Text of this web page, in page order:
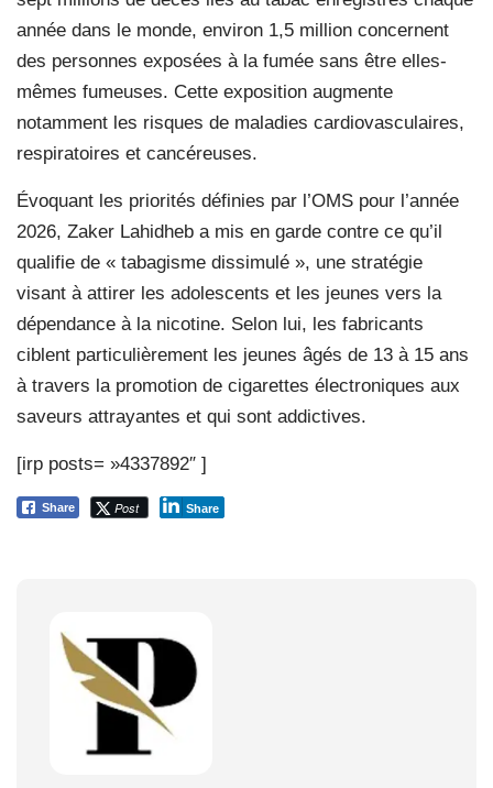
année dans le monde, environ 1,5 million concernent
des personnes exposées à la fumée sans être elles-
mêmes fumeuses. Cette exposition augmente
notamment les risques de maladies cardiovasculaires,
respiratoires et cancéreuses.
Évoquant les priorités définies par l’OMS pour l’année
2026, Zaker Lahidheb a mis en garde contre ce qu’il
qualifie de « tabagisme dissimulé », une stratégie
visant à attirer les adolescents et les jeunes vers la
dépendance à la nicotine. Selon lui, les fabricants
ciblent particulièrement les jeunes âgés de 13 à 15 ans
à travers la promotion de cigarettes électroniques aux
saveurs attrayantes et qui sont addictives.
[irp posts= »4337892″ ]
Share Post Share